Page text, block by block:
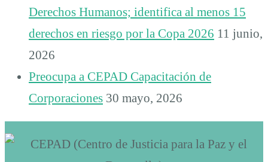
Derechos Humanos; identifica al menos 15
derechos en riesgo por la Copa 2026 11 junio,
2026
Preocupa a CEPAD Capacitación de
Corporaciones 30 mayo, 2026